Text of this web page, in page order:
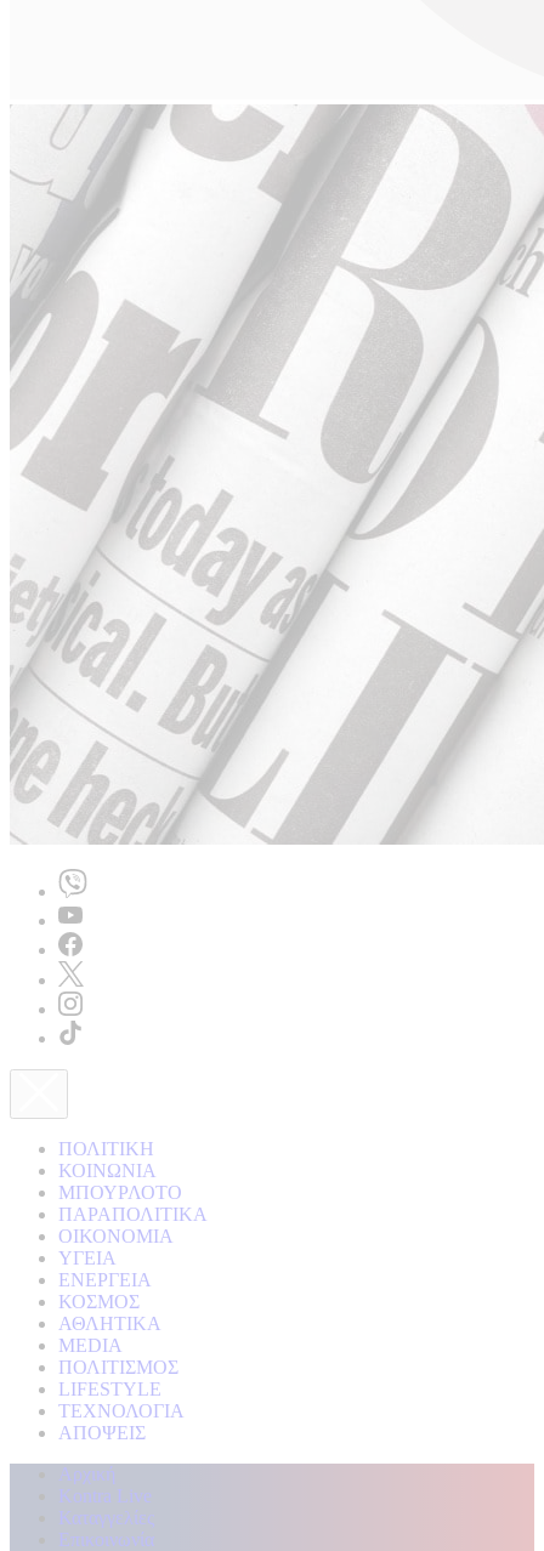
ΠΟΛΙΤΙΚΗ
ΚΟΙΝΩΝΙΑ
ΜΠΟΥΡΛΟΤΟ
ΠΑΡΑΠΟΛΙΤΙΚΑ
ΟΙΚΟΝΟΜΙΑ
ΥΓΕΙΑ
ΕΝΕΡΓΕΙΑ
ΚΟΣΜΟΣ
ΑΘΛΗΤΙΚΑ
MEDIA
ΠΟΛΙΤΙΣΜΟΣ
LIFESTYLE
ΤΕΧΝΟΛΟΓΙΑ
ΑΠΟΨΕΙΣ
Αρχική
Kontra Live
Καταγγελίες
Επικοινωνία